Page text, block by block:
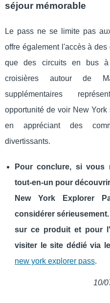
séjour mémorable
Le pass ne se limite pas
offre également l'accès à
que des circuits en bus
croisières autour de
supplémentaires
opportunité de voir New
en appréciant des
divertissants.
Pour conclure, si vous
tout-en-un pour
New York Explorer
considérer
sur ce produit et pour
visiter le site dédié via
new york explorer pass.
10/